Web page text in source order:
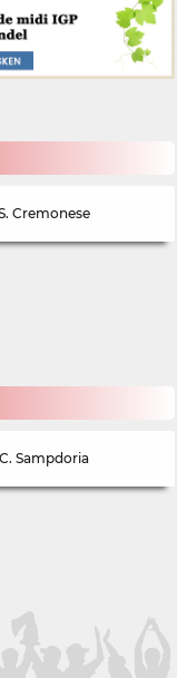
Cremonese
Sampdoria